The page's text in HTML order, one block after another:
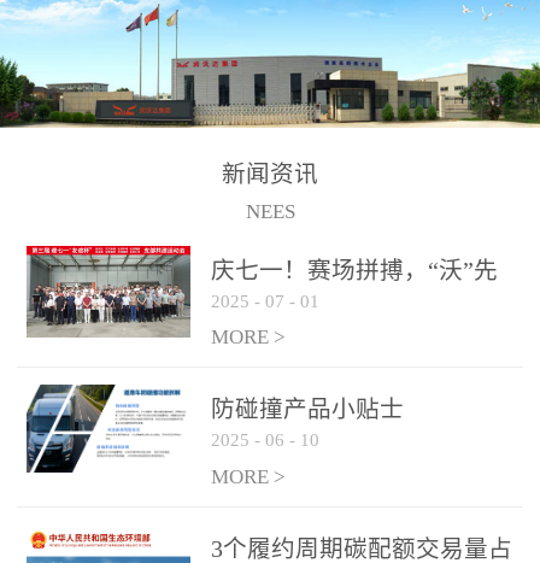
术、产品的研发、销售及
道路货物运输业务。设备
的生产制造由位于连云港
的江苏润沃达环境科技有
限公司承担。 以下设备
为润沃达AWE制氢设备系
子、化工、冶金、建材等
行业的制氢 / 制氧设备，
纯化后可达到99.999%氢气
用需求。 气液
分离系统
纯化系统
控制系统
新闻资讯
NEES
庆七一！赛场拼搏，“沃”先
行！
2025 - 07 - 01
MORE >
防碰撞产品小贴士
2025 - 06 - 10
MORE >
3个履约周期碳配额交易量占